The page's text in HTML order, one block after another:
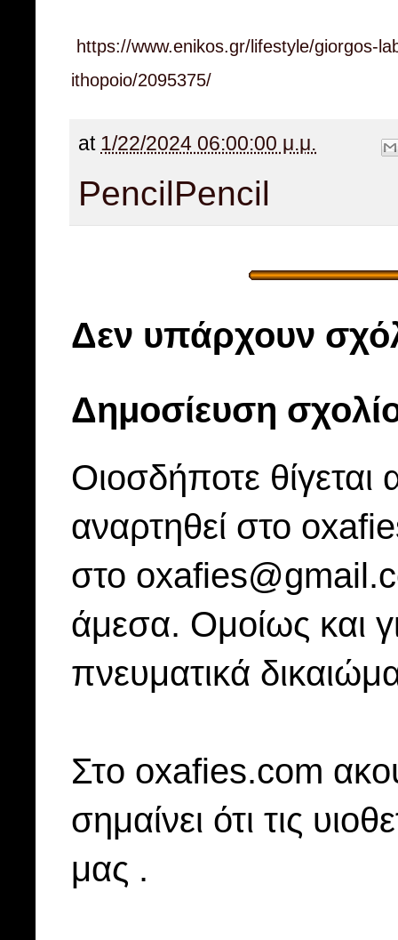
https://www.enikos.gr/lifestyle/giorgos-
ithopoio/2095375/
at 1/22/2024 06:00:00 μ.μ.
PencilPencil
Δεν υπάρχουν
Δημοσίευση
Οιοσδήποτε
αναρτηθεί στο
στο
άμεσα. Ομοίως και
πνευματικά
Στo oxafies.com
σημαίνει ότι τις
μας .